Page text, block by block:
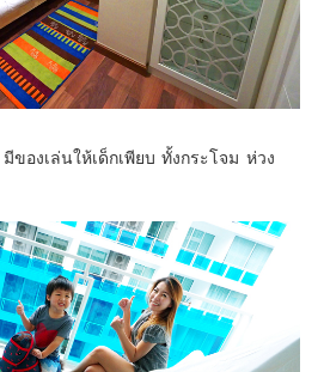
ของเล่นให้เด็กเพียบ ทั้งกระโจม ห่วง